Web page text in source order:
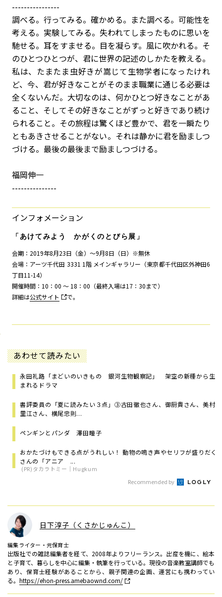
----------------
調べる。行ってみる。確かめる。また調べる。可能性を
考える。実験してみる。失われてしまったものに思いを
馳せる。耳をすませる。目を凝らす。風に吹かれる。そ
のひとつひとつが、君に世界の記述のしかたを教える。
私は、たまたま虫好きが嵩じて生物学者になったけれ
ど、今、君が好きなことがそのまま職業に通じる必要は
全くないんだ。大切なのは、何かひとつ好きなことがあ
ること、そしてその好きなことがずっと好きであり続け
られること。その旅程は驚くほど豊かで、君を一瞬たり
ともあきさせることがない。それは静かに君を励ましつ
づける。最後の最後まで励ましつづける。
福岡伸一
---------------
インフォメーション
「あけてみよう かがくのとびら展」
会期：2019年8月23日（金）～9月8日（日）※無休
会場：アーツ千代田 3331 1階 メインギャラリー（東京都千代田区外神田6
丁目11-14）
開催時間：10：00 ～ 18：00（最終入場は17：30まで）
詳細は公式サイト で。
あわせて読みたい
永田礼路「まどいのいきもの 銀河生物観察記」 架空の新種から生
まれるドラマ
書評委員の「夏に読みたい３点」③古田徹也さん、御厨貴さん、美村
里江さん、横尾忠則...
ペンギンとパンダ 澤田瞳子
おかたづけもできる点がうれしい！ 動物の鳴き声やセリフが盛りだく
さんの「アニア ...
(PR)タカラトミー｜Hugkum
Recommended by
日下淳子（くさかじゅんこ）
編集ライター・元保育士
出版社での雑誌編集者を経て、2008年よりフリーランス。出産を機に、絵本
と子育て、暮らしを中心に編集・執筆を行っている。現役の音楽教室講師でも
あり、保育士経験があることから、親子関連の企画、運営にも携わってい
る。 https://ehon-press.amebaownd.com/